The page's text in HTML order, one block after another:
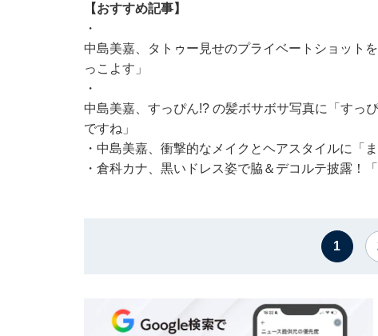
【おすすめ記事】
・
中島美嘉、タトゥー見せのプライベートショット
っこよす」
・
中島美嘉、すっぴん!? の髪ボサボサ写真に「すっ
ですね」
・ 中島美嘉、衝撃的なメイクとヘアスタイルに「
・ 倉科カナ、黒いドレス姿で脇＆デコルテ披露！
1